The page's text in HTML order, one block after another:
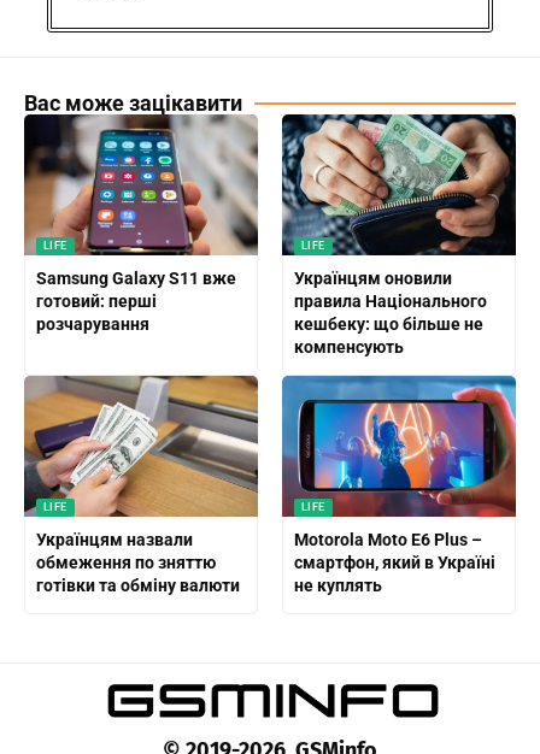
Вас може зацікавити
LIFE
Samsung Galaxy S11 вже
готовий: перші
розчарування
LIFE
Українцям оновили
правила Національного
кешбеку: що більше не
компенсують
LIFE
Українцям назвали
обмеження по зняттю
готівки та обміну валюти
LIFE
Motorola Moto E6 Plus –
смартфон, який в Україні
не куплять